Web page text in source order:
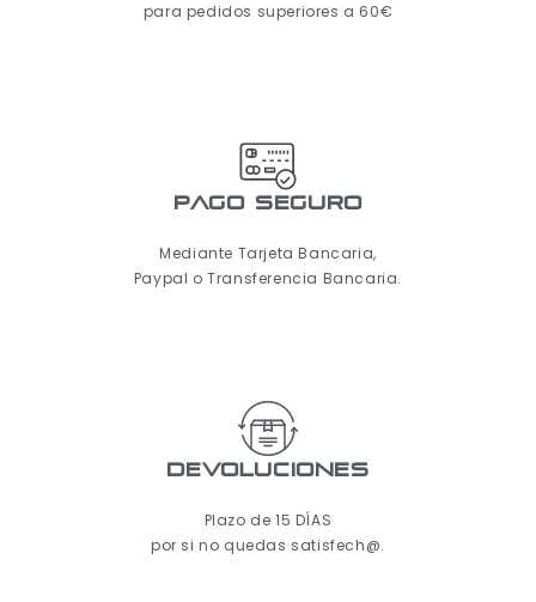
para pedidos superiores a 60€
pago seguro
Mediante Tarjeta Bancaria,
Paypal o Transferencia Bancaria.
Devoluciones
Plazo de 15 DÍAS
por si no quedas satisfech@.